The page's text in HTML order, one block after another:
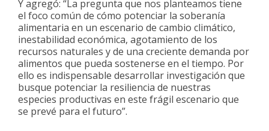
Y agregó: “La pregunta que nos planteamos tiene
el foco común de cómo potenciar la soberanía
alimentaria en un escenario de cambio climático,
inestabilidad económica, agotamiento de los
recursos naturales y de una creciente demanda por
alimentos que pueda sostenerse en el tiempo. Por
ello es indispensable desarrollar investigación que
busque potenciar la resiliencia de nuestras
especies productivas en este frágil escenario que
se prevé para el futuro”.